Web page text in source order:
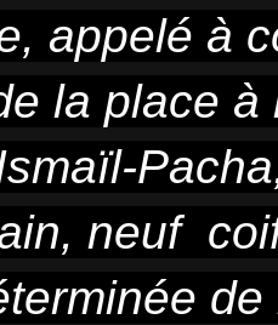
appelé à
la place
neuf